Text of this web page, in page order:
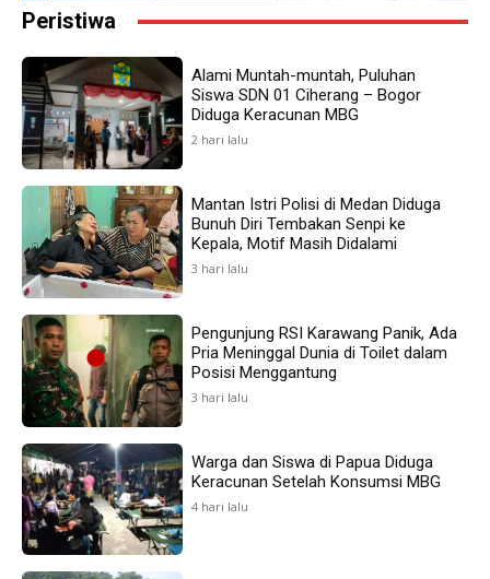
Peristiwa
Alami Muntah-muntah, Puluhan
Siswa SDN 01 Ciherang – Bogor
Diduga Keracunan MBG
2 hari lalu
Mantan Istri Polisi di Medan Diduga
Bunuh Diri Tembakan Senpi ke
Kepala, Motif Masih Didalami
3 hari lalu
Pengunjung RSI Karawang Panik, Ada
Pria Meninggal Dunia di Toilet dalam
Posisi Menggantung
3 hari lalu
Warga dan Siswa di Papua Diduga
Keracunan Setelah Konsumsi MBG
4 hari lalu